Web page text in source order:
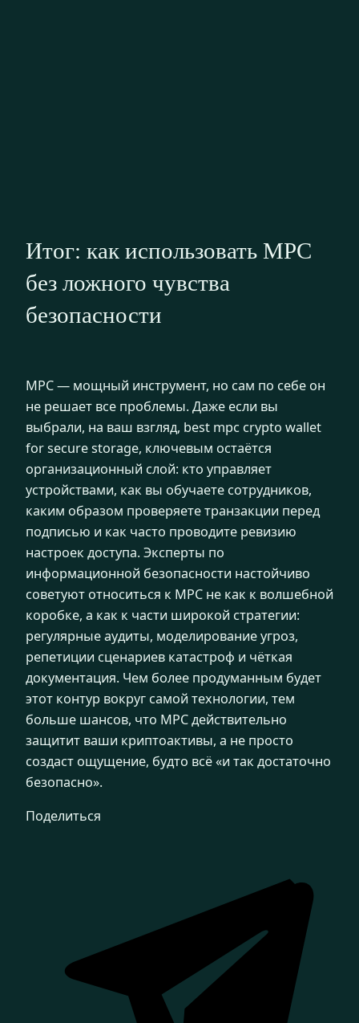
Итог: как использовать MPC
без ложного чувства
безопасности
MPC — мощный инструмент, но сам по себе он
не решает все проблемы. Даже если вы
выбрали, на ваш взгляд, best mpc crypto wallet
for secure storage, ключевым остаётся
организационный слой: кто управляет
устройствами, как вы обучаете сотрудников,
каким образом проверяете транзакции перед
подписью и как часто проводите ревизию
настроек доступа. Эксперты по
информационной безопасности настойчиво
советуют относиться к MPC не как к волшебной
коробке, а как к части широкой стратегии:
регулярные аудиты, моделирование угроз,
репетиции сценариев катастроф и чёткая
документация. Чем более продуманным будет
этот контур вокруг самой технологии, тем
больше шансов, что MPC действительно
защитит ваши криптоактивы, а не просто
создаст ощущение, будто всё «и так достаточно
безопасно».
Поделиться